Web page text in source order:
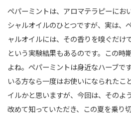
ペパーミントは、アロマテラピーにお
シャルオイルのひとつですが、実は、
ャルオイルには、その香りを嗅ぐだ
という実験結果もあるのです。この時
よね。ペパーミントは身近なハーブで
いる方なら一度はお使いになられたこ
イルかと思いますが、今回は、そのよ
改めて知っていただき、この夏を乗り